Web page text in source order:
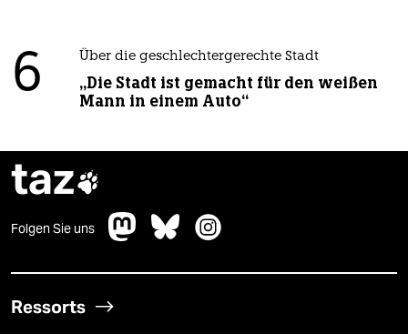
6 Über die geschlechtergerechte Stadt
„Die Stadt ist gemacht für den weißen
Mann in einem Auto“
taz
Folgen Sie uns
Ressorts